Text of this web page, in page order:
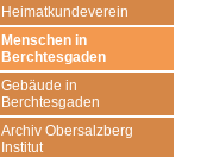
Heimatkundeverein
Menschen in
Berchtesgaden
Gebäude in
Berchtesgaden
Archiv Obersalzberg
Institut